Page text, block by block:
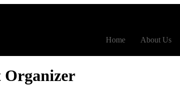
Home About Us